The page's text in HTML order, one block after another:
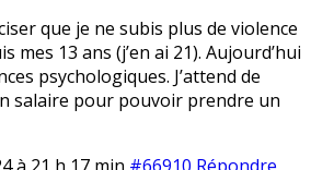
que je ne subis plus de violence
mes 13 ans (j’en ai 21). Aujourd’hui
psychologiques. J’attend de
salaire pour pouvoir prendre un